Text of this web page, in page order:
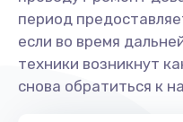
период
если во время
техники возникнут
снова обратиться к